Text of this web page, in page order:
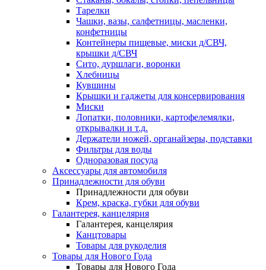
Тарелки
Чашки, вазы, салфетницы, масленки,
конфетницы
Контейнеры пищевые, миски д/СВЧ,
крышки д/СВЧ
Сито, дуршлаги, воронки
Хлебницы
Кувшины
Крышки и гаджеты для консервирования
Миски
Лопатки, половники, картофелемялки,
открывалки и т.д.
Держатели ножей, органайзеры, подставки
Фильтры для воды
Одноразовая посуда
Аксессуары для автомобиля
Принадлежности для обуви
Принадлежности для обуви
Крем, краска, губки для обуви
Галантерея, канцелярия
Галантерея, канцелярия
Канцтовары
Товары для рукоделия
Товары для Нового Года
Товары для Нового Года